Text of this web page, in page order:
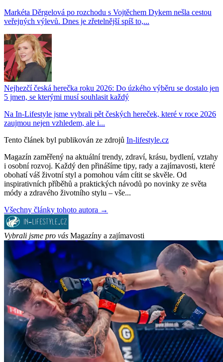
Markéta Děrgelová po rozchodu s Vojtěchem Dykem nešla cestou
veřejných výlevů. Dnes je zřetelnější spíš to,...
Nejhezčí česká herečka roku 2026: Do úzkého výběru se dostalo jen
5 jmen, se kterými musí souhlasit každý
Na In-Lifestyle jsme vybrali pět českých hereček, které v roce 2026
zaujmou nejen vzhledem, ale i...
Tento článek byl publikován ze zdrojů In-lifestyle.cz
Magazín zaměřený na aktuální trendy, zdraví, krásu, bydlení, vztahy
i osobní rozvoj. Každý den přinášíme tipy, rady a zajímavosti, které
obohatí váš životní styl a pomohou vám cítit se skvěle. Od
inspirativních příběhů a praktických návodů po novinky ze světa
módy a zdravého životního stylu – vše...
Všechny články tohoto autora →
Vybrali jsme pro vás Magazíny a zajímavosti